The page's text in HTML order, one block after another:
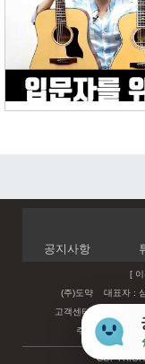
공지사항
[
(주)도약 대표자 :
고객센터 : 032-201-
주소 : 경기도 부